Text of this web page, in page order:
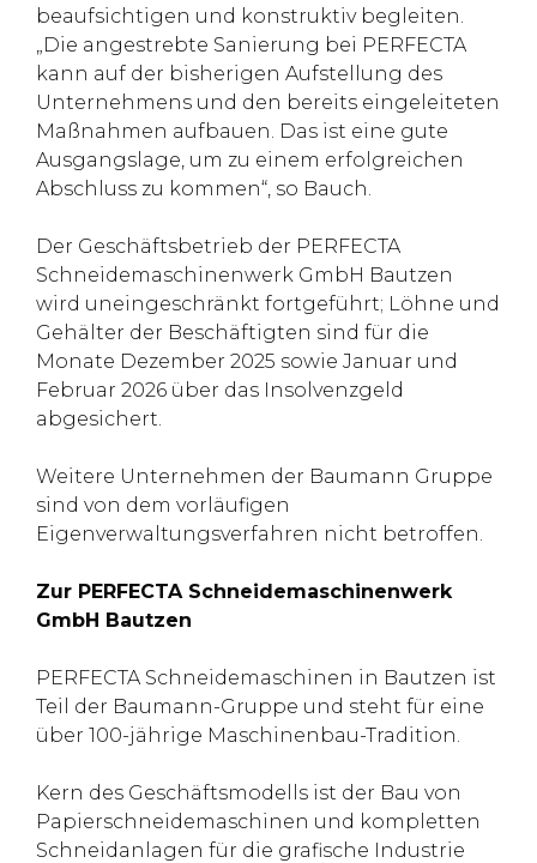
beaufsichtigen und konstruktiv begleiten.
„Die angestrebte Sanierung bei PERFECTA
kann auf der bisherigen Aufstellung des
Unternehmens und den bereits eingeleiteten
Maßnahmen aufbauen. Das ist eine gute
Ausgangslage, um zu einem erfolgreichen
Abschluss zu kommen“, so Bauch.
Der Geschäftsbetrieb der PERFECTA
Schneidemaschinenwerk GmbH Bautzen
wird uneingeschränkt fortgeführt; Löhne und
Gehälter der Beschäftigten sind für die
Monate Dezember 2025 sowie Januar und
Februar 2026 über das Insolvenzgeld
abgesichert.
Weitere Unternehmen der Baumann Gruppe
sind von dem vorläufigen
Eigenverwaltungsverfahren nicht betroffen.
Zur PERFECTA Schneidemaschinenwerk
GmbH Bautzen
PERFECTA Schneidemaschinen in Bautzen ist
Teil der Baumann-Gruppe und steht für eine
über 100-jährige Maschinenbau-Tradition.
Kern des Geschäftsmodells ist der Bau von
Papierschneidemaschinen und kompletten
Schneidanlagen für die grafische Industrie